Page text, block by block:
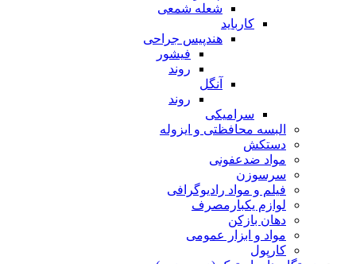
شعله شمعی
کارباید
هندپیس جراحی
فیشور
روند
آنگل
روند
سرامیکی
البسه محافظتی و ایزوله
دستکش
مواد ضدعفونی
سرسوزن
فیلم و مواد رادیوگرافی
لوازم یکبارمصرف
دهان بازکن
مواد و ابزار عمومی
کارپول